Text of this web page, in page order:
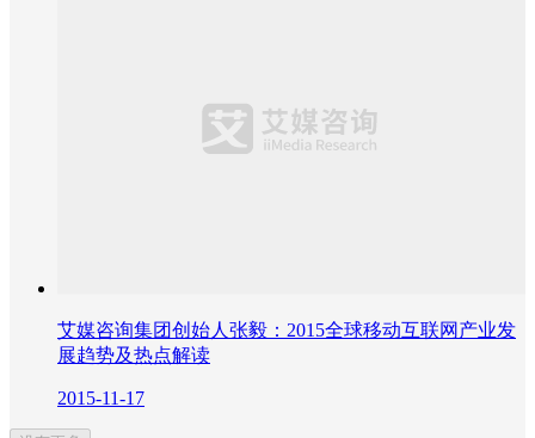
艾媒咨询集团创始人张毅：2015全球移动互联网产业发
展趋势及热点解读
2015-11-17